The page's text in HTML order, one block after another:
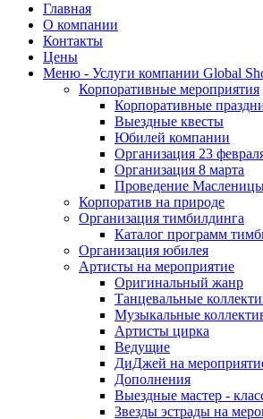
Главная
О компании
Контакты
Цены
Меню - Услуги компании Global
Корпоративные мероприятия
Корпоративные
Выездные квесты
Юбилей компании
Организация 23
Организация 8 марта
Проведение
Корпоратив на природе
Организация тимбилдинга
Каталог программ
Организация юбилея
Артисты на мероприятие
Оригинальный жанр
Танцевальные
Музыкальные
Артисты цирка
Ведущие
ДиДжей на
Дополнения
Выездные мастер -
Звезды эстрады на